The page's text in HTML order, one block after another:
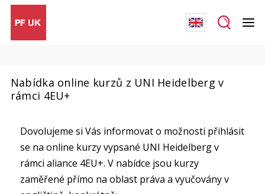
Nabídka online kurzů z UNI Heidelberg v
rámci 4EU+
Dovolujeme si Vás informovat o možnosti přihlásit
se na online kurzy vypsané UNI Heidelberg v
rámci aliance 4EU+. V nabídce jsou kurzy
zaměřené přímo na oblast práva a vyučovány v